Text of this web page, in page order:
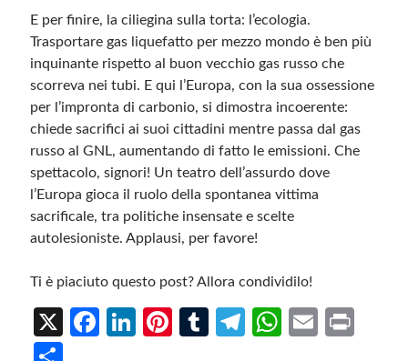
E per finire, la ciliegina sulla torta: l’ecologia.
Trasportare gas liquefatto per mezzo mondo è ben più
inquinante rispetto al buon vecchio gas russo che
scorreva nei tubi. E qui l’Europa, con la sua ossessione
per l’impronta di carbonio, si dimostra incoerente:
chiede sacrifici ai suoi cittadini mentre passa dal gas
russo al GNL, aumentando di fatto le emissioni. Che
spettacolo, signori! Un teatro dell’assurdo dove
l’Europa gioca il ruolo della spontanea vittima
sacrificale, tra politiche insensate e scelte
autolesioniste. Applausi, per favore!
Ti è piaciuto questo post? Allora condividilo!
X
Fa
Li
Pi
T
Te
W
E